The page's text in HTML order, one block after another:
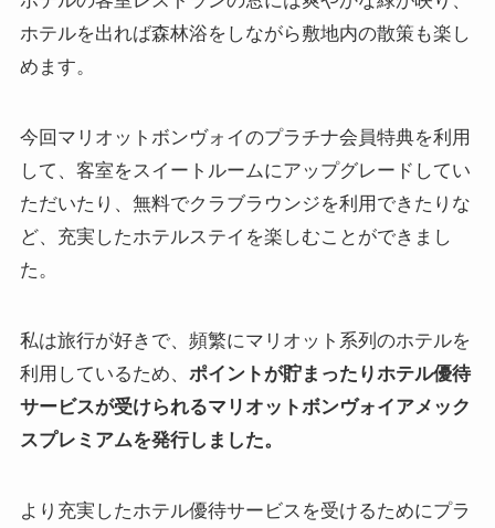
ホテルを出れば森林浴をしながら敷地内の散策も楽し
めます。
今回マリオットボンヴォイのプラチナ会員特典を利用
して、客室をスイートルームにアップグレードしてい
ただいたり、無料でクラブラウンジを利用できたりな
ど、充実したホテルステイを楽しむことができまし
た。
私は旅行が好きで、頻繁にマリオット系列のホテルを
利用しているため、 ポイントが貯まったりホテル優待
サービスが受けられるマリオットボンヴォイアメック
スプレミアムを発行しました。
より充実したホテル優待サービスを受けるためにプラ